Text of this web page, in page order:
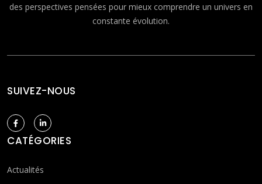
des perspectives pensées pour mieux comprendre un univers en
constante évolution.
SUIVEZ-NOUS
CATÉGORIES
Actualités